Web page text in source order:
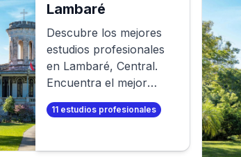
minutos!
Lambaré
Descubre los mejores
estudios profesionales
en Lambaré, Central.
Encuentra el mejor
fotógrafo para tu sesión
de fotos profesional. O
propias fotos
11 estudios profesionales